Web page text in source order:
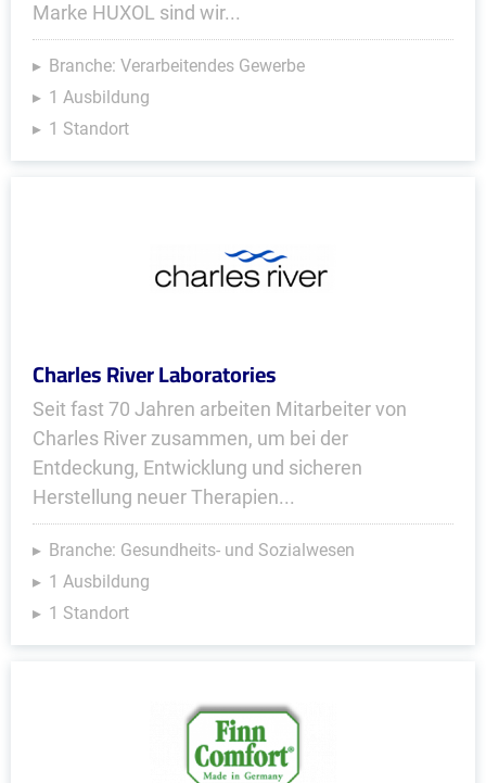
Marke HUXOL sind wir...
Branche: Verarbeitendes Gewerbe
1 Ausbildung
1 Standort
Charles River Laboratories
Seit fast 70 Jahren arbeiten Mitarbeiter von
Charles River zusammen, um bei der
Entdeckung, Entwicklung und sicheren
Herstellung neuer Therapien...
Branche: Gesundheits- und Sozialwesen
1 Ausbildung
1 Standort